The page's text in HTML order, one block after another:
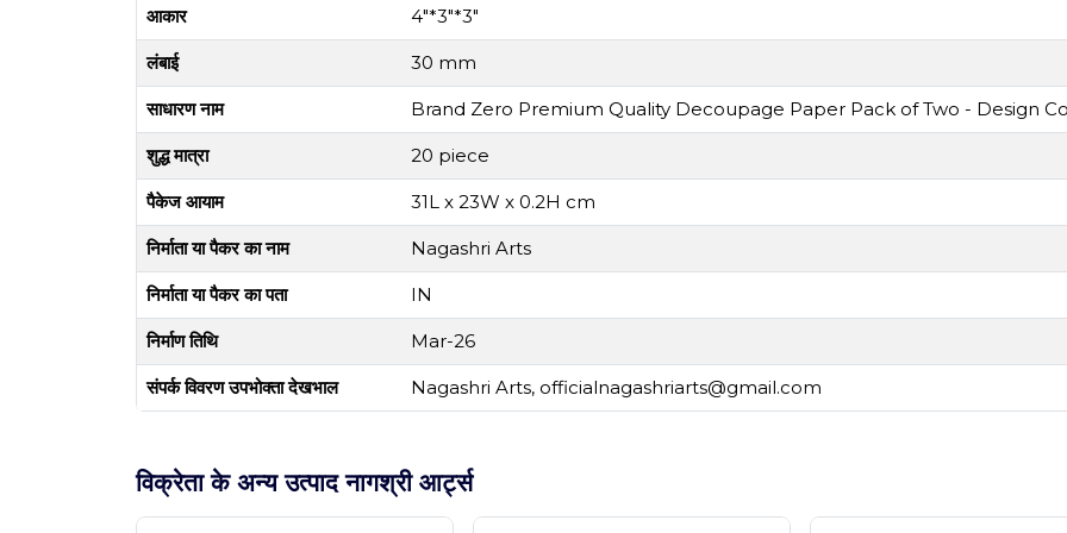
आकार 4"*3"*3"
लंबाई 30 mm
साधारण नाम Brand Zero Premium Quality Decoupage Paper Pack of Two - Design
शुद्ध मात्रा 20 piece
पैकेज आयाम 31L x 23W x 0.2H cm
निर्माता या पैकर का नाम Nagashri Arts
निर्माता या पैकर का पता IN
निर्माण तिथि Mar-26
संपर्क विवरण उपभोक्ता देखभाल Nagashri Arts, officialnagashriarts@gmail.com
विक्रेता के अन्य उत्पाद नागश्री आर्ट्स